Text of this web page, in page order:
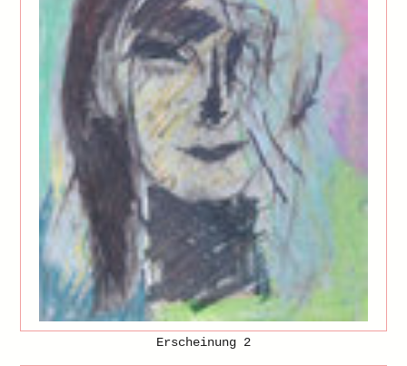
Erscheinung 2